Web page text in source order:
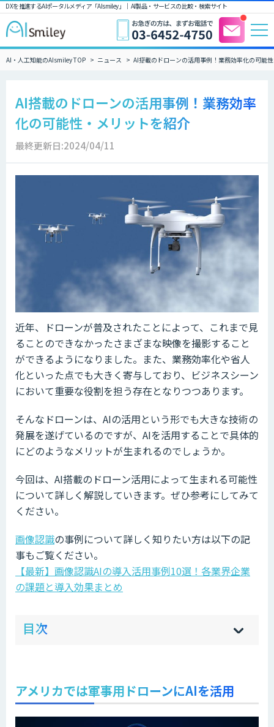
DXを推進するAIポータルメディア「AIsmiley」｜ AI製品・サービスの比較・検索サイト
AI・人工知能のAIsmiley TOP ニュース AI搭載のドローンの活用事例！業務効率化の可能
AI搭載のドローンの活用事例！業務効率
化の可能性・メリットを紹介
最終更新日:2024/04/11
近年、ドローンが普及されたことによって、これまで見
ることのできなかったさまざまな映像を撮影すること
ができるようになりました。また、業務効率化や省人
化といった点でも大きく寄与しており、ビジネスシーン
において重要な役割を担う存在となりつつあります。
そんなドローンは、AIの活用という形でも大きな技術の
発展を遂げているのですが、AIを活用することで具体的
にどのようなメリットが生まれるのでしょうか。
今回は、AI搭載のドローン活用によって生まれる可能性
について詳しく解説していきます。ぜひ参考にしてみて
ください。
画像認識の事例について詳しく知りたい方は以下の記
事もご覧ください。
【最新】画像認識AIの導入活用事例10選！各業界企業
の課題と導入効果まとめ
目次 hi
]
sh
]
アメリカでは軍事用ドローンにAIを活用